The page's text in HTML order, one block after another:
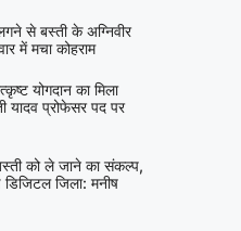
से बस्ती के अग्निवीर
में मचा कोहराम
योगदान का मिला
यादव प्रोफेसर पद पर
को ले जाने का संकल्प,
डिजिटल जिला: मनीष